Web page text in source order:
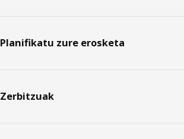
Planifikatu zure erosketa
Zerbitzuak